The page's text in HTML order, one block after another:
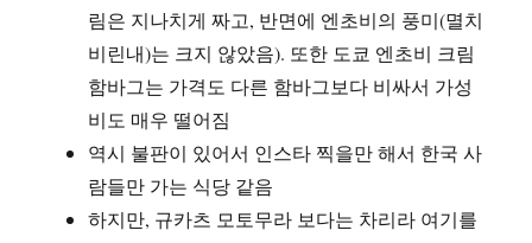
림은 지나치게 짜고, 반면에 엔초비의 풍미(멸치
비린내)는 크지 않았음). 또한 도쿄 엔초비 크림
함바그는 가격도 다른 함바그보다 비싸서 가성
비도 매우 떨어짐
역시 불판이 있어서 인스타 찍을만 해서 한국 사
람들만 가는 식당 같음
하지만, 규카츠 모토무라 보다는 차리라 여기를